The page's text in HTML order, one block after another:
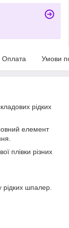
Оплата Умови
рідких
елемент
плівки різних
рідких шпалер.